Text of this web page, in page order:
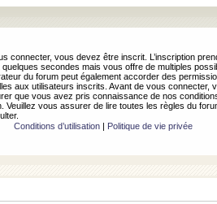
connecter, vous devez être inscrit. L’inscription
quelques secondes mais vous offre de multiples
du forum peut également accorder des
aux utilisateurs inscrits. Avant de vous connecter,
que vous avez pris connaissance de nos
Veuillez vous assurer de lire toutes les règles du
Conditions d’utilisation| Politique de vie privée